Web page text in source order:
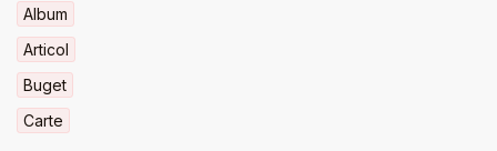
Album
Articol
Buget
Carte